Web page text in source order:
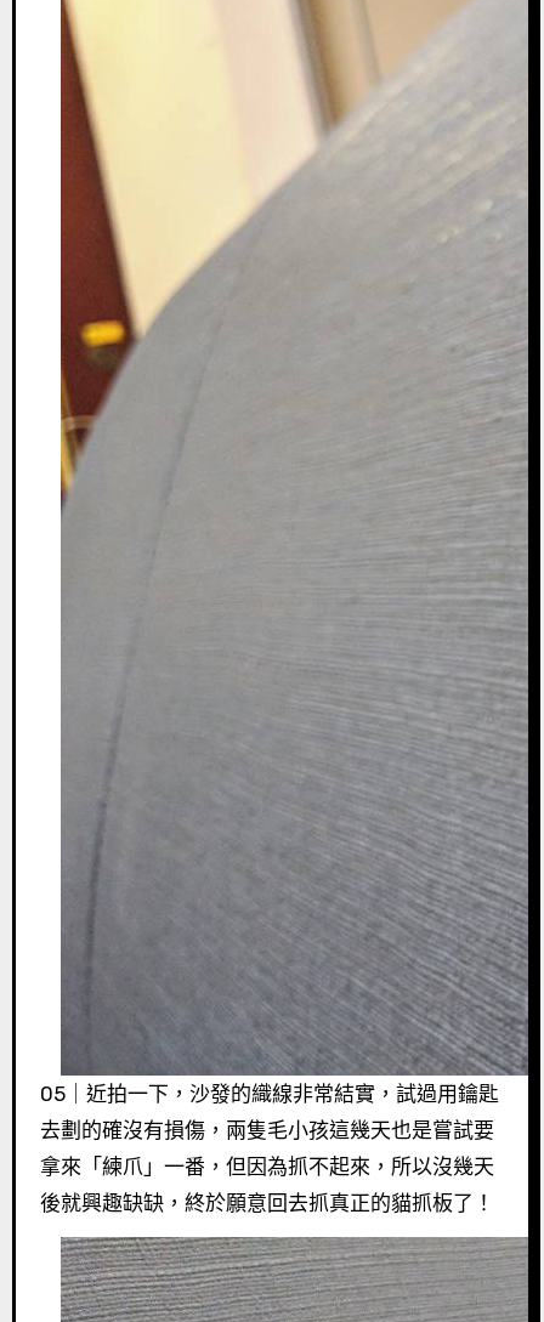
05｜近拍一下，沙發的織線非常結實，試過用鑰匙
去劃的確沒有損傷，兩隻毛小孩這幾天也是嘗試要
拿來「練爪」一番，但因為抓不起來，所以沒幾天
後就興趣缺缺，終於願意回去抓真正的貓抓板了！